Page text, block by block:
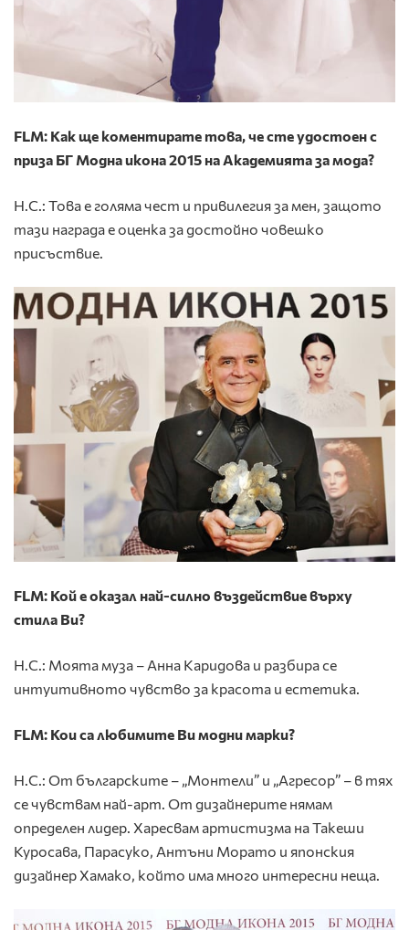
FLM: Как ще коментирате това, че сте удостоен с
приза БГ Модна икона 2015 на Академията за мода?
Н.С.: Това е голяма чест и привилегия за мен, защото
тази награда е оценка за достойно човешко
присъствие.
FLM: Кой е оказал най-силно въздействие върху
стила Ви?
Н.С.: Моята муза – Анна Каридова и разбира се
интуитивното чувство за красота и естетика.
FLM: Кои са любимите Ви модни марки?
Н.С.: От българските – „Монтели” и „Агресор” – в тях
се чувствам най-арт. От дизайнерите нямам
определен лидер. Харесвам артистизма на Такеши
Куросава, Парасуко, Антъни Морато и японския
дизайнер Хамако, който има много интересни неща.